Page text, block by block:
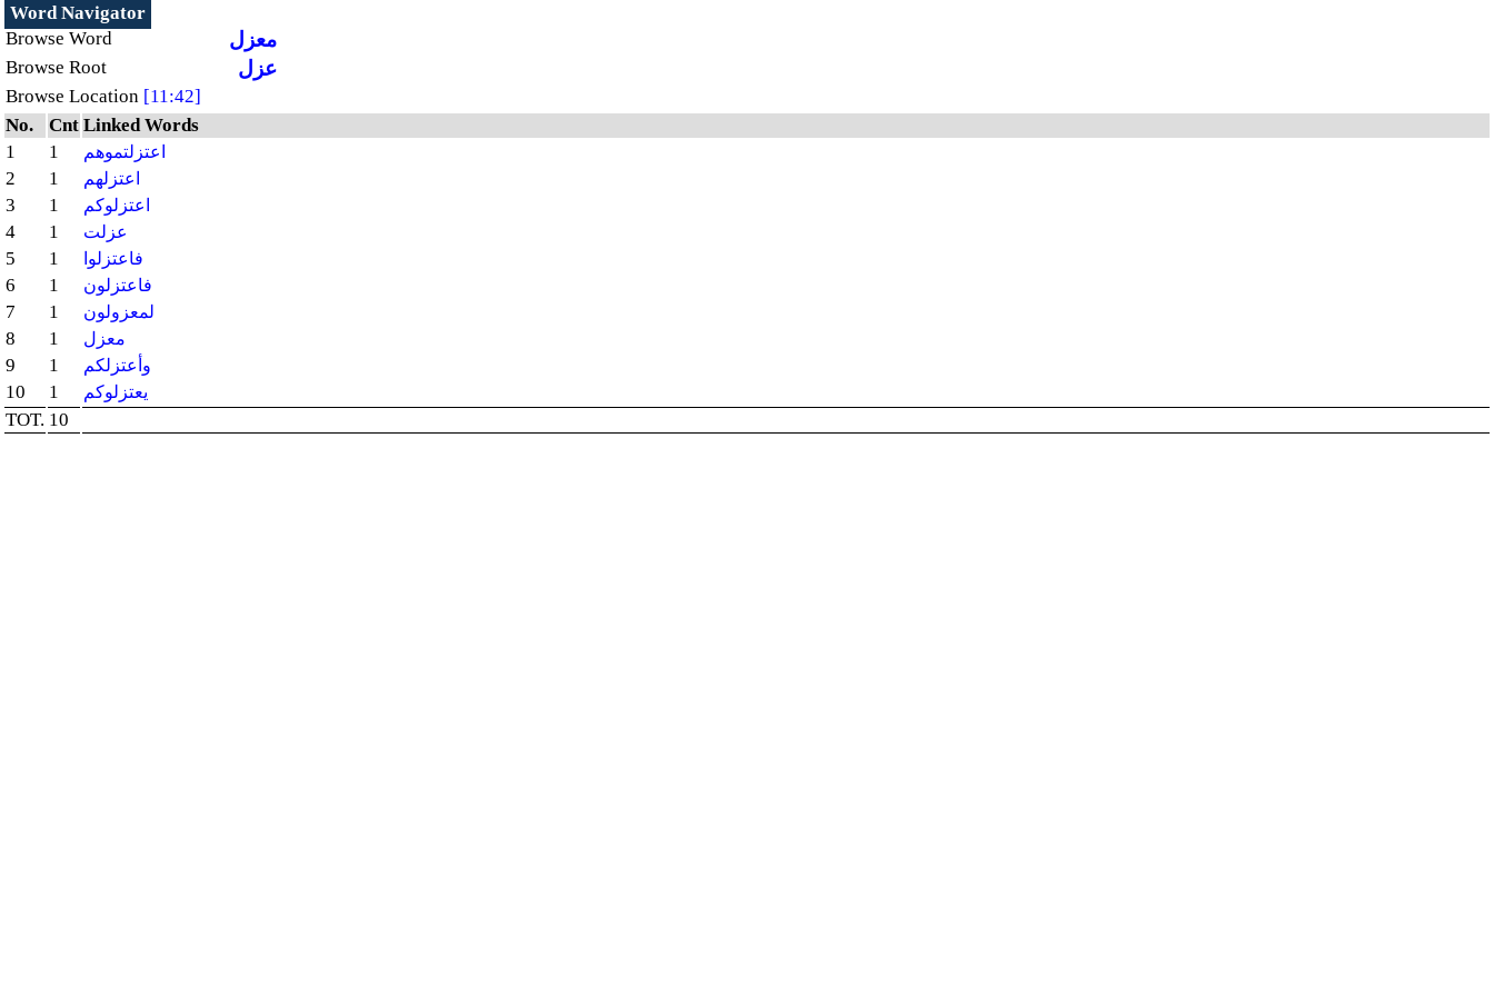
Word Navigator
Browse Word
معزل
Browse Root عزل
Browse Location [11:42]
No.
Cnt Linked Words
1
1 اعتزلتموهم
2 1 اعتزلهم
3 1 اعتزلوكم
4 1 عزلت
5 1 فاعتزلوا
6 1 فاعتزلون
7 1 لمعزولون
8 1 معزل
9 1 وأعتزلكم
10 1 يعتزلوكم
TOT. 10